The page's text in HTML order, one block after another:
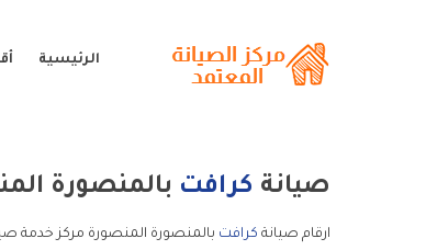
الرئيسية
صيانة كرافت بالمنصورة
ارقام صيانة كرافت بالمنصورة المنصورة مركز خدمة